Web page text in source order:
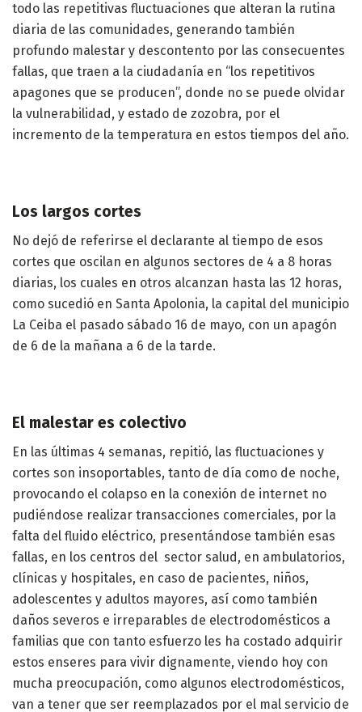
todo las repetitivas fluctuaciones que alteran la rutina
diaria de las comunidades, generando también
profundo malestar y descontento por las consecuentes
fallas, que traen a la ciudadanía en “los repetitivos
apagones que se producen”, donde no se puede olvidar
la vulnerabilidad, y estado de zozobra, por el
incremento de la temperatura en estos tiempos del año.
Los largos cortes
No dejó de referirse el declarante al tiempo de esos
cortes que oscilan en algunos sectores de 4 a 8 horas
diarias, los cuales en otros alcanzan hasta las 12 horas,
como sucedió en Santa Apolonia, la capital del municipio
La Ceiba el pasado sábado 16 de mayo, con un apagón
de 6 de la mañana a 6 de la tarde.
El malestar es colectivo
En las últimas 4 semanas, repitió, las fluctuaciones y
cortes son insoportables, tanto de día como de noche,
provocando el colapso en la conexión de internet no
pudiéndose realizar transacciones comerciales, por la
falta del fluido eléctrico, presentándose también esas
fallas, en los centros del sector salud, en ambulatorios,
clínicas y hospitales, en caso de pacientes, niños,
adolescentes y adultos mayores, así como también
daños severos e irreparables de electrodomésticos a
familias que con tanto esfuerzo les ha costado adquirir
estos enseres para vivir dignamente, viendo hoy con
mucha preocupación, como algunos electrodomésticos,
van a tener que ser reemplazados por el mal servicio de